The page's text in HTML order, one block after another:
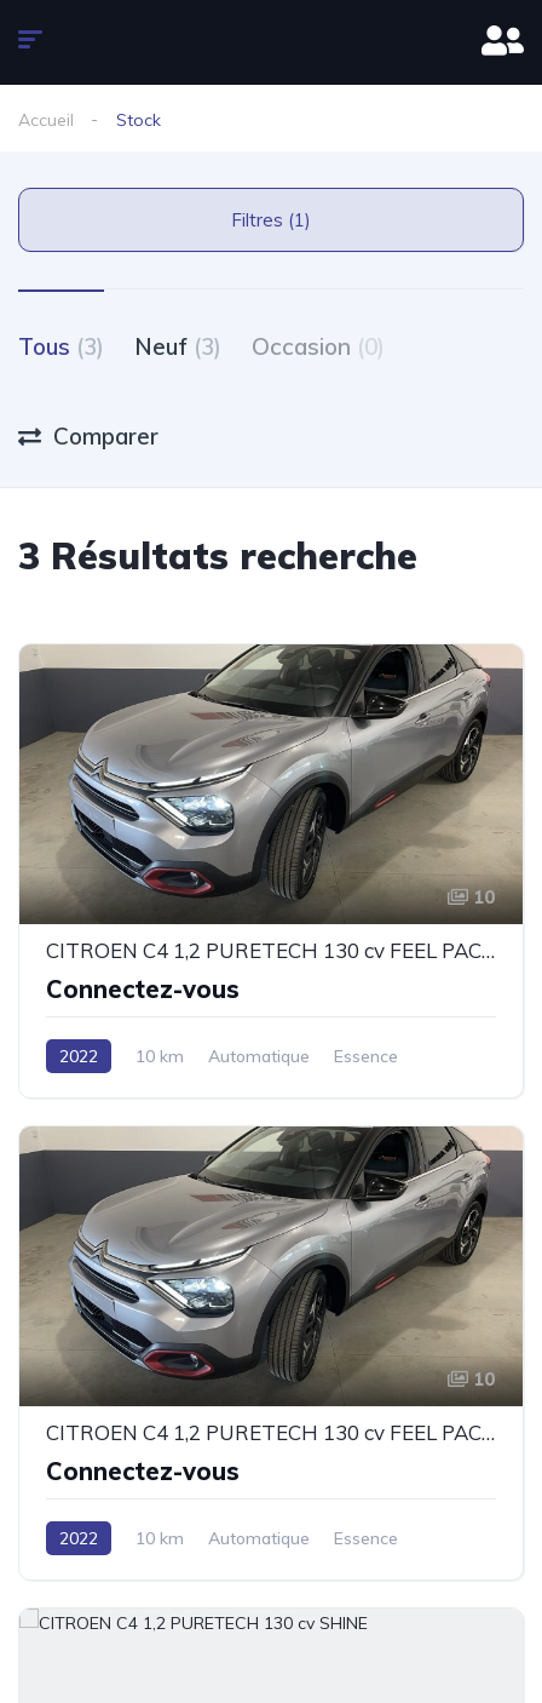
Accueil Stock
Filtres (1)
Tous (3) Neuf (3) Occasion (0)
Comparer
3 Résultats recherche
10
CITROEN C4 1,2 PURETECH 130 cv FEEL PACK EAT8
Connectez-vous
2022 10 km Automatique
Essence
10
CITROEN C4 1,2 PURETECH 130 cv FEEL PACK EAT8 #2
Connectez-vous
2022 10 km Automatique
Essence